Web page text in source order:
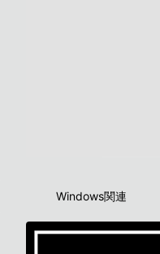
Windows関連